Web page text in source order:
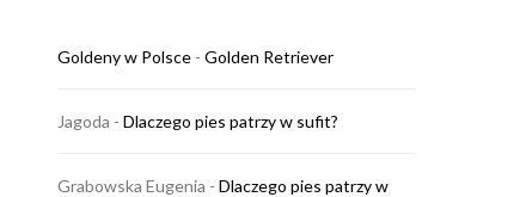
Goldeny w Polsce - Golden Retriever
Jagoda - Dlaczego pies patrzy w sufit?
Grabowska Eugenia - Dlaczego pies patrzy w